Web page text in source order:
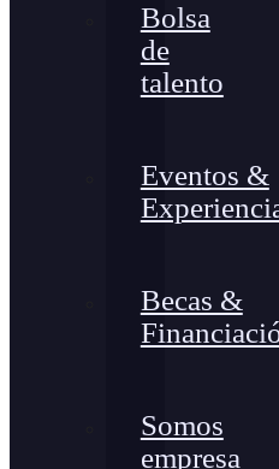
Bolsa
de
talento
Eventos &
Becas &
Somos
empresa